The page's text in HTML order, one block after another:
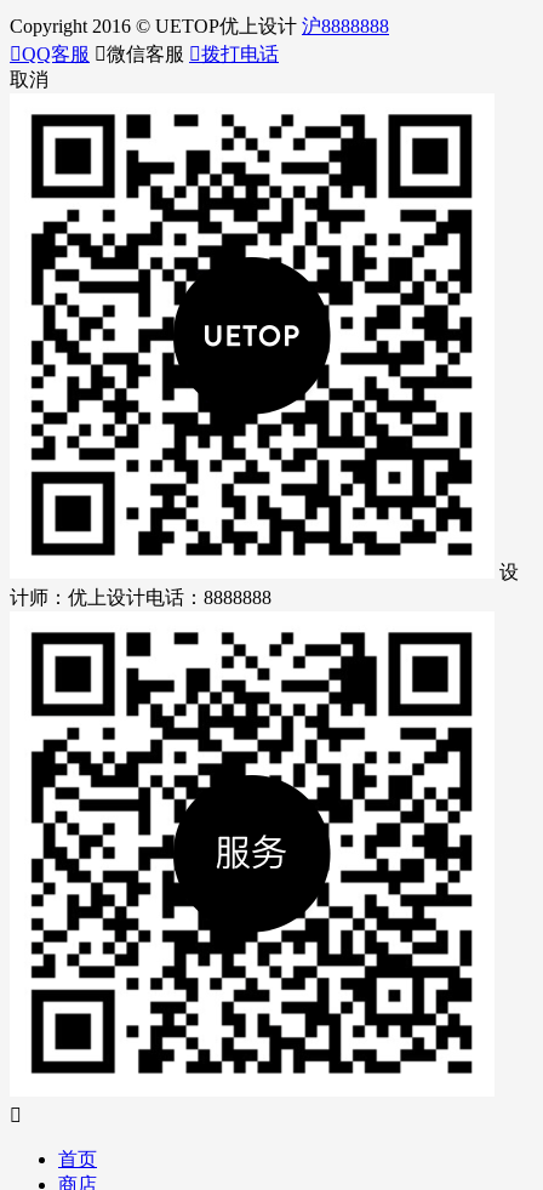
Copyright 2016 © UETOP优上设计 沪8888888
QQ客服 微信客服 拨打电话
取消
设
计师：优上设计电话：8888888

首页
商店